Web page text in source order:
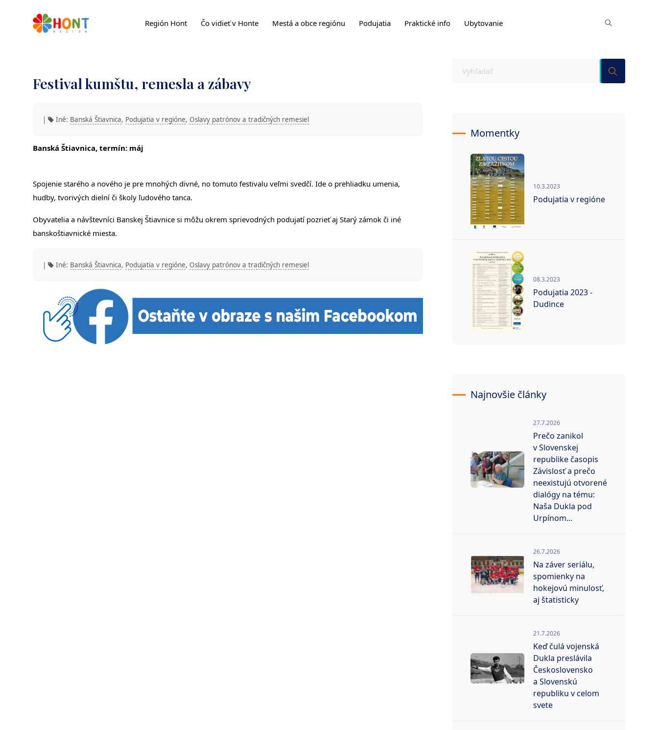
Región Hont Čo vidieť v Honte Mestá a obce regiónu Podujatia Praktické info Ubytovanie
Festival kumštu, remesla a zábavy
| Iné: Banská Štiavnica, Podujatia v regióne, Oslavy patrónov a tradičných remesiel
Banská Štiavnica, termín: máj
Spojenie starého a nového je pre mnohých divné, no tomuto festivalu veľmi svedčí. Ide o prehliadku umenia,
hudby, tvorivých dielní či školy ľudového tanca.
Obyvatelia a návštevníci Banskej Štiavnice si môžu okrem sprievodných podujatí pozrieť aj Starý zámok či iné
banskoštiavnické miesta.
| Iné: Banská Štiavnica, Podujatia v regióne, Oslavy patrónov a tradičných remesiel
Momentky
10.3.2023
Podujatia v regióne
08.3.2023
Podujatia 2023 -
Dudince
Najnovšie články
27.7.2026
Prečo zanikol
v Slovenskej
republike časopis
Závislosť a prečo
neexistujú otvorené
dialógy na tému:
Naša Dukla pod
Urpínom...
26.7.2026
Na záver seriálu,
spomienky na
hokejovú minulosť,
aj štatisticky
21.7.2026
Keď čulá vojenská
Dukla preslávila
Československo
a Slovenskú
republiku v celom
svete